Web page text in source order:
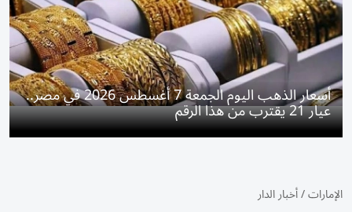
أسعار الذهب اليوم الجمعة 7 أغسطس 2026 في مصر..
عيار 21 يقترب من هذا الرقم
الإمارات/أخبار الدار